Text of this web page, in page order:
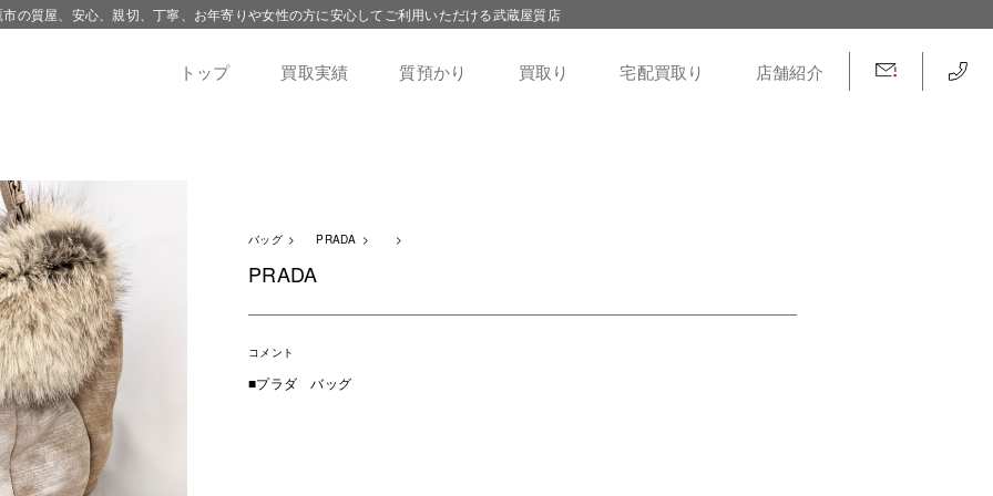
の質屋、安心、親切、丁寧、お年寄りや女性の方に安心してご利用いただける武蔵屋質店
トップ 買取実績 質預かり 買取り 宅配買取り 店舗紹介
バッグ PRADA
PRADA
コメント
■プラダ バッグ